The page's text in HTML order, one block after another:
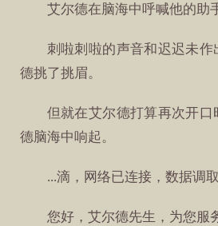
艾尔德在脑海中呼喊他的助
刺啦刺啦的声音和迟迟未
德挑了挑眉。
但就在艾尔德打算再次开
德脑海中响起。
...滴，网络已连接，数据调取
您好，艾尔德先生，为您服